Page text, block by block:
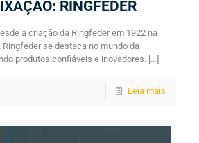
RINGFEDER
a criação da Ringfeder em 1922 na
se destaca no mundo da
produtos confiáveis ​​e inovadores. […]
Leia mais